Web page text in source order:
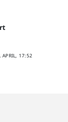
APRIL, 17:52